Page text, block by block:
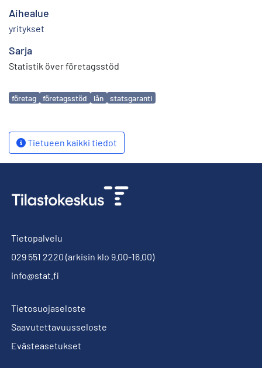
Aihealue
yritykset
Sarja
Statistik över företagsstöd
Avainsanat
företag företagsstöd lån statsgaranti
Tietueen kaikki tiedot
Tietopalvelu
029 551 2220 (arkisin klo 9.00-16.00)
info@stat.fi
Tietosuojaseloste
Saavutettavuusseloste
Evästeasetukset